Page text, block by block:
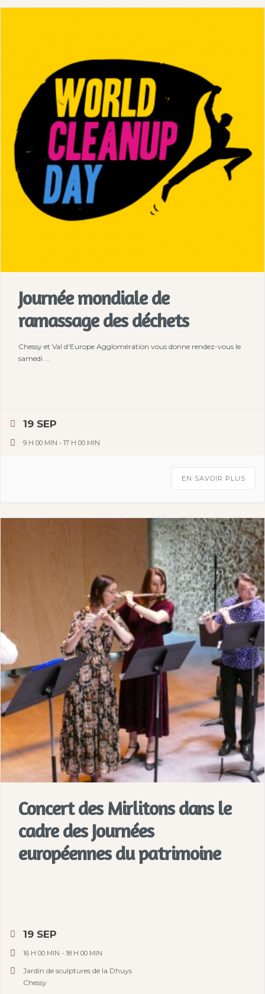
Journée mondiale de
ramassage des déchets
Chessy et Val d'Europe Agglomération vous donne rendez-vous le
samedi ...
19 SEP
9 H 00 MIN - 17 H 00 MIN
EN SAVOIR PLUS
Concert des Mirlitons dans le
cadre des Journées
européennes du patrimoine
19 SEP
16 H 00 MIN - 18 H 00 MIN
Jardin de sculptures de la Dhuys
Chessy